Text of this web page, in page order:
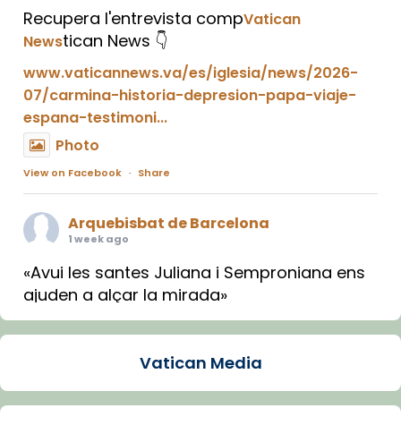
Recupera l'entrevista compVatican
Newstican News 👇
www.vaticannews.va/es/iglesia/news/2026-
07/carmina-historia-depresion-papa-viaje-
espana-testimoni...
Photo
View on Facebook · Share
Arquebisbat de Barcelona
1 week ago
«Avui les santes Juliana i Semproniana ens
ajuden a alçar la mirada»
Mons. Sergi Gordo, bisbe de Tortosa, ha
Santes de Mataró.
🔗tinyurl.com/cvu5jmbk
Vatican Media